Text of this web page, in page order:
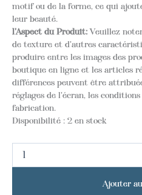
motif ou de la forme, ce qui
leur beauté.
l'Aspect du Produit:Veuillez
de texture et d'autres
produire entre les images des
boutique en ligne et les articles
différences peuvent être
réglages de l'écran, les
fabrication.
Disponibilité : 2 en stock
Ajouter